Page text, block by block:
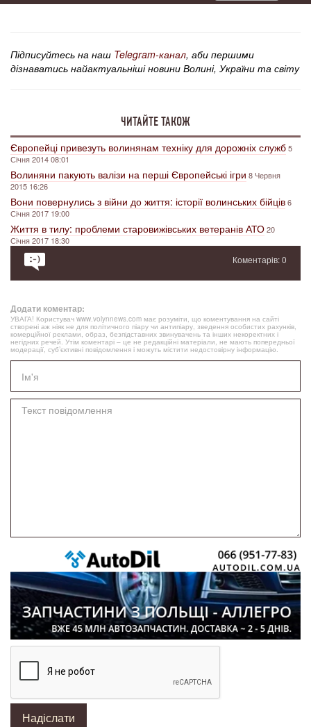
Підписуйтесь на наш Telegram-канал, аби першими
дізнаватись найактуальніші новини Волині, України та світу
ЧИТАЙТЕ ТАКОЖ
Європейці привезуть волинянам техніку для дорожніх служб5
Січня 2014 08:01
Волиняни пакують валізи на перші Європейські ігри 8 Червня
2015 16:26
Вони повернулись з війни до життя: історії волинських бійців6
Січня 2017 19:00
Життя в тилу: проблеми старовижівських ветеранів АТО20
Січня 2017 18:30
Коментарів: 0
Додати коментар:
УВАГА! Користувач www.volynnews.com має розуміти, що коментування на сайті
створені аж ніяк не для політичного піару чи антипіару, зведення особистих рахунків,
комерційної реклами, образ, безпідставних звинувачень та інших некоректних і
негідних речей. Утім коментарі – це не редакційні матеріали, не мають попередньої
модерації, суб’єктивні повідомлення і можуть містити недостовірну інформацію.